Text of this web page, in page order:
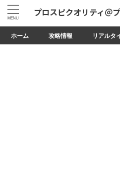
プロスピクオリティ＠
ホーム 攻略情報 リアルタ